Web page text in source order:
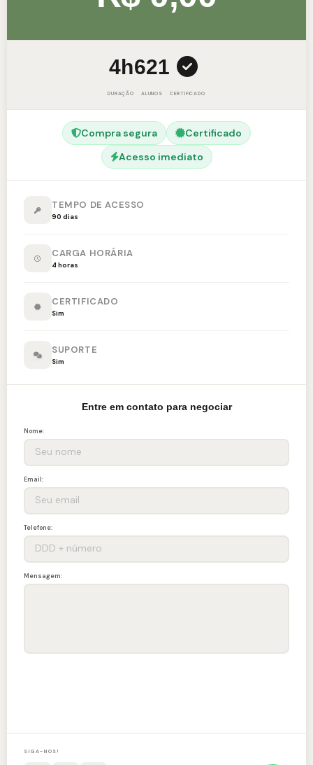
4h
DURAÇÃO
621
ALUNOS CERTIFICADO
Compra segura
Certificado
Acesso imediato
TEMPO DE ACESSO
90 dias
CARGA HORÁRIA
4 horas
CERTIFICADO
Sim
SUPORTE
Sim
Entre em contato para negociar
Nome:
Email:
Telefone:
Mensagem:
SIGA-NOS!